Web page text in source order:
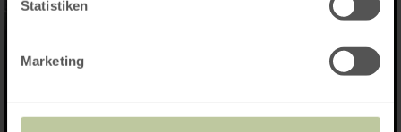
Statistiken
Marketing